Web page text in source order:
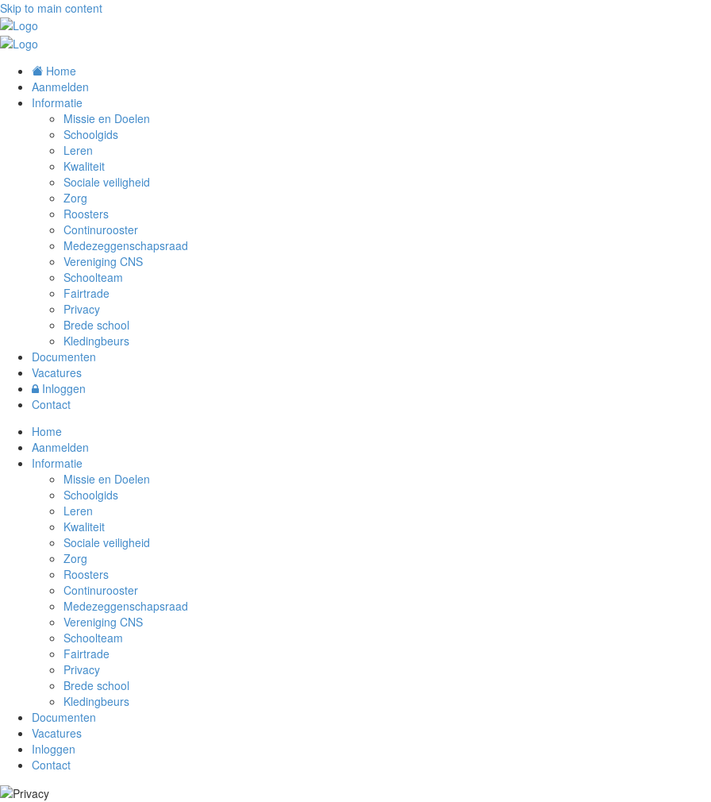
Skip to main content
Home
Aanmelden
Informatie
Missie en Doelen
Schoolgids
Leren
Kwaliteit
Sociale veiligheid
Zorg
Roosters
Continurooster
Medezeggenschapsraad
Vereniging CNS
Schoolteam
Fairtrade
Privacy
Brede school
Kledingbeurs
Documenten
Vacatures
Inloggen
Contact
Home
Aanmelden
Informatie
Missie en Doelen
Schoolgids
Leren
Kwaliteit
Sociale veiligheid
Zorg
Roosters
Continurooster
Medezeggenschapsraad
Vereniging CNS
Schoolteam
Fairtrade
Privacy
Brede school
Kledingbeurs
Documenten
Vacatures
Inloggen
Contact